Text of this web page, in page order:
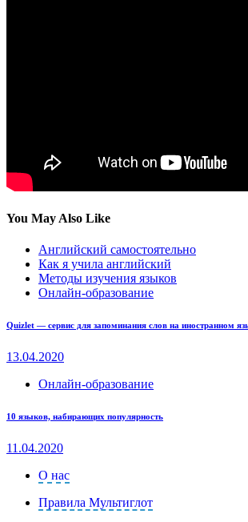
You May Also Like
Английский самостоятельно
Как я учила английский
Методы изучения языков
Онлайн-образование
Quizlet — сервис для запоминания слов на иностранном
13.04.2020
Онлайн-образование
10 языков, набирающих популярность
11.04.2020
О нас
Правила Мультиглот